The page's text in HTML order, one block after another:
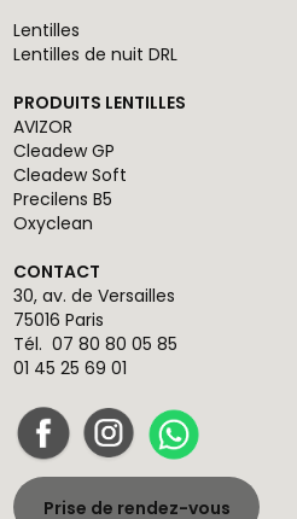
Lentilles
Lentilles de nuit DRL
PRODUITS LENTILLES
AVIZOR
Cleadew GP
Cleadew Soft
Precilens B5
Oxyclean
CONTACT
30, av. de Versailles
75016 Paris
Tél.07 80 80 05 85
01 45 25 69 01
Prise de rendez-vous